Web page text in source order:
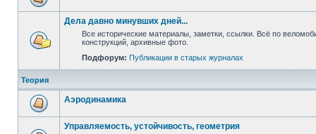
Дела давно минувших дней...
Все исторические материалы, заметки, ссылки. Всё по
конструкций, архивные фото.
Подфорум: Публикации в старых журналах
Теория
Аэродинамика
Управляемость, устойчивость, геометрия